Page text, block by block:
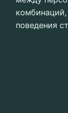
поведения